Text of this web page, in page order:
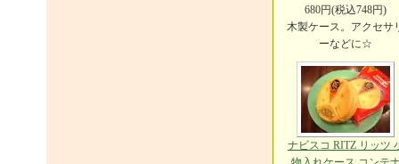
680円(税込748円)
木製ケース。アクセサ
ーなどに☆
ナビスコ RITZ リッツ